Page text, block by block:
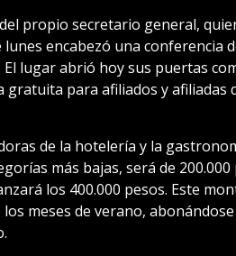
propio secretario general,
encabezó una conferencia
lugar abrió hoy sus puertas
gratuita para afiliados y afiliadas
de la hotelería y la
más bajas, será de 200.000
los 400.000 pesos. Este
meses de verano,